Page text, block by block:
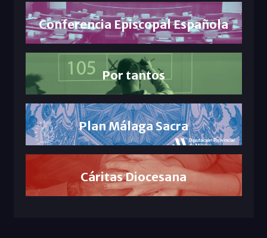
Conferencia Episcopal Española
Por tantos
Plan Málaga Sacra
Cáritas Diocesana